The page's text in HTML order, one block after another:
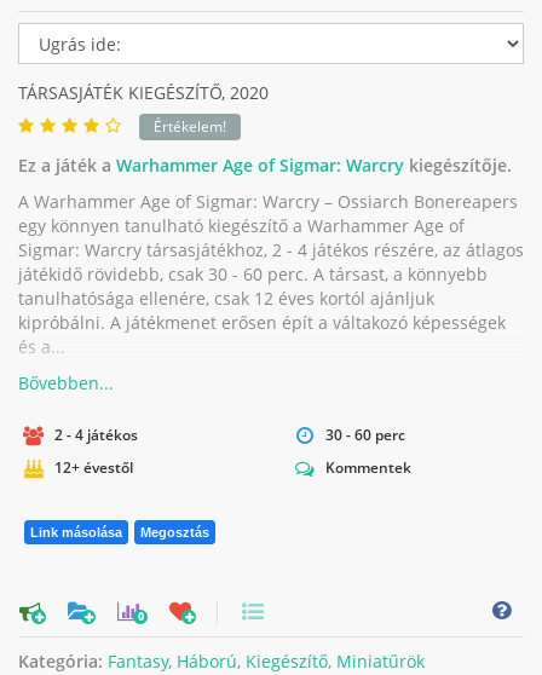
TÁRSASJÁTÉK KIEGÉSZÍTŐ, 2020
Értékelem!
Ez a játék a Warhammer Age of Sigmar: Warcry kiegészítője.
A Warhammer Age of Sigmar: Warcry – Ossiarch Bonereapers
egy könnyen tanulható kiegészítő a Warhammer Age of
Sigmar: Warcry társasjátékhoz, 2 - 4 játékos részére, az átlagos
játékidő rövidebb, csak 30 - 60 perc. A társast, a könnyebb
tanulhatósága ellenére, csak 12 éves kortól ajánljuk
kipróbálni. A játékmenet erősen épít a váltakozó képességek
és a...
2 - 4 játékos
30 - 60 perc
12+ évestől
Kommentek
Link másolása Megosztás
0
Kategória: Fantasy, Háború, Kiegészítő, Miniatűrök